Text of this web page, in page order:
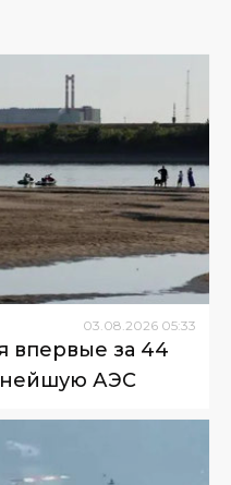
03.08.2026 05:33
впервые за 44
АЭС